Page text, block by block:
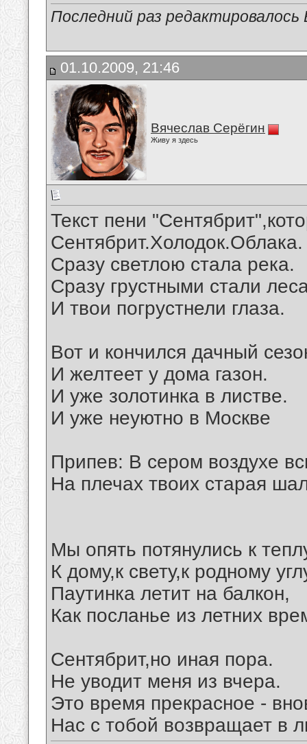
Последний раз
01.10.2009, 21:46
Вячеслав Серёгин
Живу я здесь
Текст пени
Сентябрит.Холодок.Облака.
Сразу светлою стала река.
Сразу грустными стали
И твои погрустнели глаза.
Вот и кончился дачный
И желтеет у дома газон.
И уже золотинка в листве.
И уже неуютно в Москве
Припев: В сером воздухе
На плечах твоих старая
Мы опять потянулись к
К дому,к свету,к родному
Паутинка летит на балкон,
Как посланье из летних
Сентябрит,но иная пора.
Не уводит меня из вчера.
Это время прекрасное -
Нас с тобой возвращает в